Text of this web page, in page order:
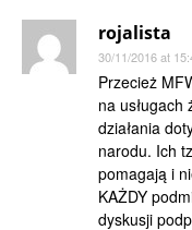
rojalista
30/11/2016 at
Przecież
na
działania
narodu. Ich
pomagają i
KAŻDY
dyskusji